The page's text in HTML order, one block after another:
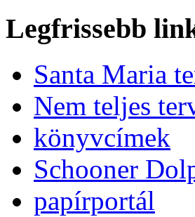
Legfrissebb
Santa Maria
Nem teljes
könyvcímek
Schooner
papírportál